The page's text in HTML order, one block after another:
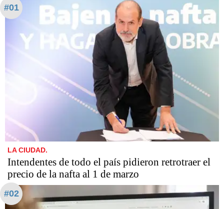
#01
LA CIUDAD.
Intendentes de todo el país pidieron retrotraer el
precio de la nafta al 1 de marzo
#02